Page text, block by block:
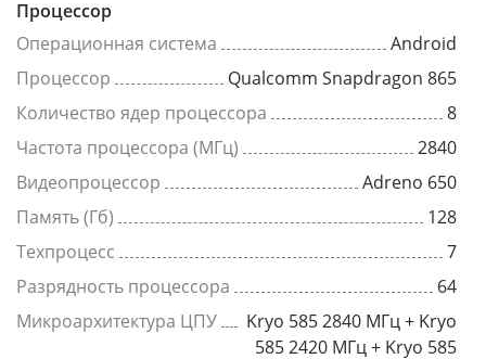
Процессор
Операционная система
Android
Процессор
Qualcomm Snapdragon 865
Количество ядер процессора
8
Частота процессора (МГц)
2840
Видеопроцессор
Adreno 650
Память (Гб)
128
Техпроцесс
7
Разрядность процессора
64
Микроархитектура ЦПУ
Kryo 585 2840 МГц + Kryo
585 2420 МГц + Kryo 585